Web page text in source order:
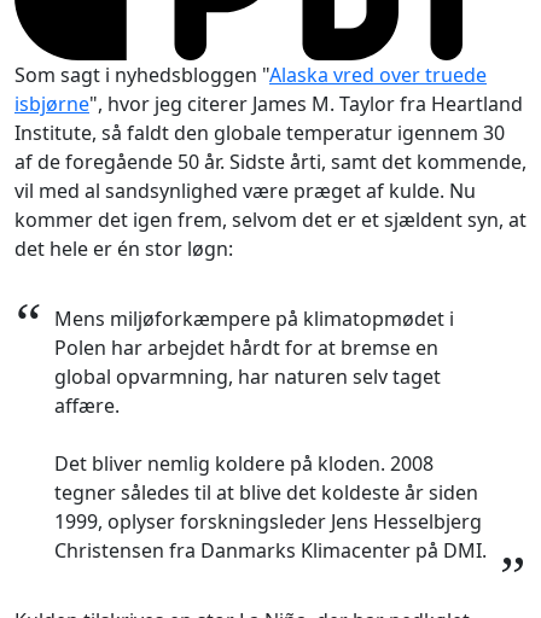
Som sagt i nyhedsbloggen "Alaska vred over truede
isbjørne", hvor jeg citerer James M. Taylor fra Heartland
Institute, så faldt den globale temperatur igennem 30
af de foregående 50 år. Sidste årti, samt det kommende,
vil med al sandsynlighed være præget af kulde. Nu
kommer det igen frem, selvom det er et sjældent syn, at
det hele er én stor løgn:
“ Mens miljøforkæmpere på klimatopmødet i
Polen har arbejdet hårdt for at bremse en
global opvarmning, har naturen selv taget
affære.
Det bliver nemlig koldere på kloden. 2008
tegner således til at blive det koldeste år siden
1999, oplyser forskningsleder Jens Hesselbjerg
Christensen fra Danmarks Klimacenter på DMI.
”